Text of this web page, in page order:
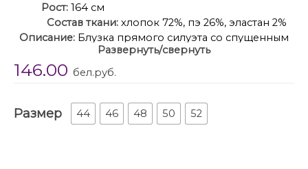
Рост: 164 см
Состав ткани: хлопок 72%, пэ 26%, эластан 2%
Описание: Блузка прямого силуэта со спущенным
плечом. Горловина ассиметричная с воротником и
бретелей на левом плече. Перед с косой застежкой
петлю и пуговицу.
Уход: бережная стирка при температуре не выше
Развернуть/свернуть
146.00 бел.руб.
Размер 44 46 48 50 52